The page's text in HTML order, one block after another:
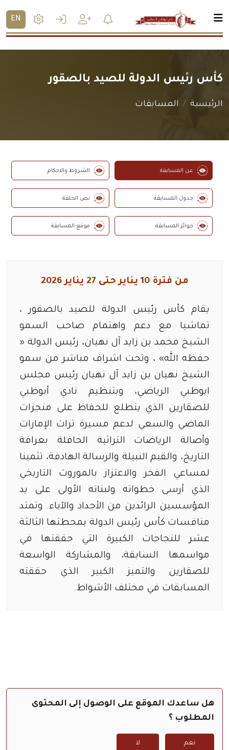
EN
كأس رئيس الدولة للصيد بالصقور
الرئيسية المسابقات
عن المسابقة الشروط والاحكام
جدول المسابقة نص الحلفة
جوائز المسابقة موقع المسابقة
من فترة 10 يناير حتى 27 يناير 2026
يقام كأس رئيس الدولة للصيد بالصقور ،
تماشيا مع دعم واهتمام صاحب السمو
الشيخ محمد بن زايد آل نهيان، رئيس الدولة «
حفظه الله» ، وتحت اشراف مباشر من سمو
الشيخ نهيان بن زايد آل نهيان رئيس مجلس
ابوظبي الرياضي، وبتنظيم نادي أبوظبي
للصقارين الذي يتطلع للحفاظ على منجزات
الماضي والسعي لدعم مسيرة تراث الإمارات
وأصالة الرياضات التراثية الحافلة بعراقة
التاريخ، والقيم النبيلة والرسالة الهادفة، تثمينا
لمساعي الفخر والاعتزاز بالموروث التاريخي
الذي أرسى خطواته ولبناته الأولى على يد
المؤسسين الرائدين من الأجداد والآباء. وتمتد
منافسات كأس رئيس الدولة بمحطتها الثالثة
عشر للنجاحات الكبيرة التي حققتها في
مواسمها السابقة، والمشاركة الواسعة
للصقارين والتميز الكبير الذي حققته
المسابقات في مختلف الأشواط.
هل ساعدك الموقع على الوصول إلى المحتوى
المطلوب ؟
نعم لا